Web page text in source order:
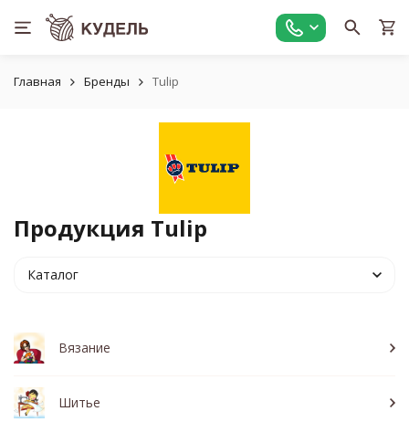
Главная Бренды Tulip
Продукция Tulip
Каталог
Вязание
Шитье